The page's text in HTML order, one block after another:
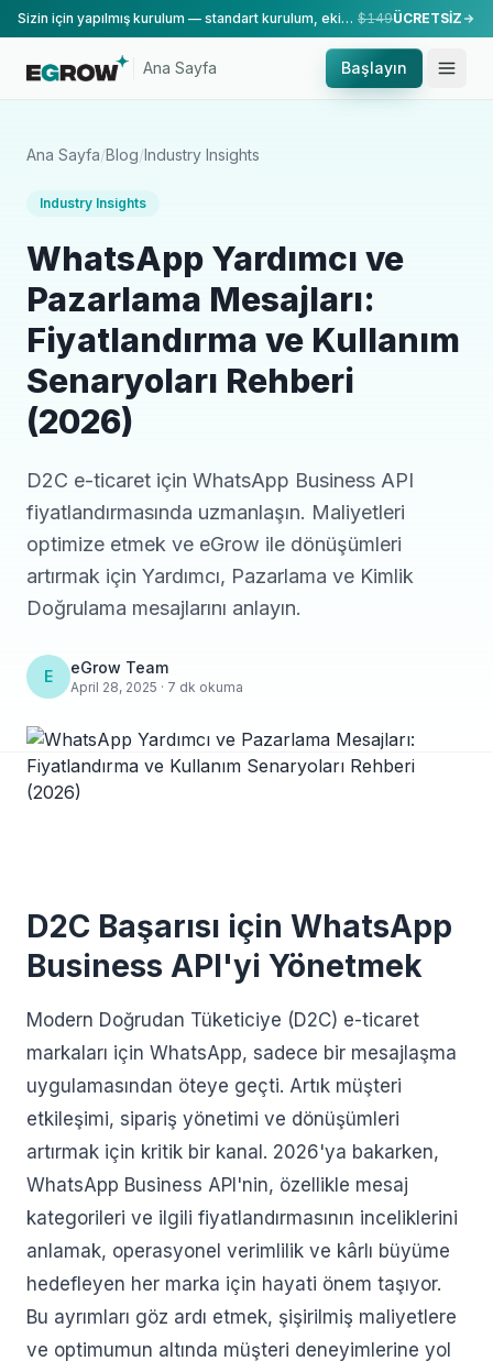
Sizin için yapılmış kurulum — standart kurulum, ekibimiz tarafından yapılır. $149ÜCRETSİZ
Ana Sayfa Başlayın
Ana Sayfa/Blog/Industry Insights
Industry Insights
WhatsApp Yardımcı ve
Pazarlama Mesajları:
Fiyatlandırma ve Kullanım
Senaryoları Rehberi
(2026)
D2C e-ticaret için WhatsApp Business API
fiyatlandırmasında uzmanlaşın. Maliyetleri
optimize etmek ve eGrow ile dönüşümleri
artırmak için Yardımcı, Pazarlama ve Kimlik
Doğrulama mesajlarını anlayın.
E eGrow Team
April 28, 2025 · 7 dk okuma
D2C Başarısı için WhatsApp
Business API'yi Yönetmek
Modern Doğrudan Tüketiciye (D2C) e-ticaret
markaları için WhatsApp, sadece bir mesajlaşma
uygulamasından öteye geçti. Artık müşteri
etkileşimi, sipariş yönetimi ve dönüşümleri
artırmak için kritik bir kanal. 2026'ya bakarken,
WhatsApp Business API'nin, özellikle mesaj
kategorileri ve ilgili fiyatlandırmasının inceliklerini
anlamak, operasyonel verimlilik ve kârlı büyüme
hedefleyen her marka için hayati önem taşıyor.
Bu ayrımları göz ardı etmek, şişirilmiş maliyetlere
ve optimumun altında müşteri deneyimlerine yol